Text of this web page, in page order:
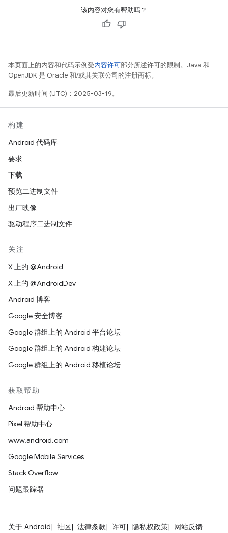
该内容对您有帮助吗？
本页面上的内容和代码示例受内容许可部分所述许可的限制。Java 和
OpenJDK 是 Oracle 和/或其关联公司的注册商标。
最后更新时间 (UTC)：2025-03-19。
构建
Android 代码库
要求
下载
预览二进制文件
出厂映像
驱动程序二进制文件
关注
X 上的 @Android
X 上的 @AndroidDev
Android 博客
Google 安全博客
Google 群组上的 Android 平台论坛
Google 群组上的 Android 构建论坛
Google 群组上的 Android 移植论坛
获取帮助
Android 帮助中心
Pixel 帮助中心
www.android.com
Google Mobile Services
Stack Overflow
问题跟踪器
关于 Android 社区 法律条款 许可 隐私权政策
网站反馈